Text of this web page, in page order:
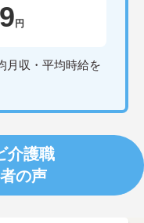
円
月収・平均時給を
介護職
の声